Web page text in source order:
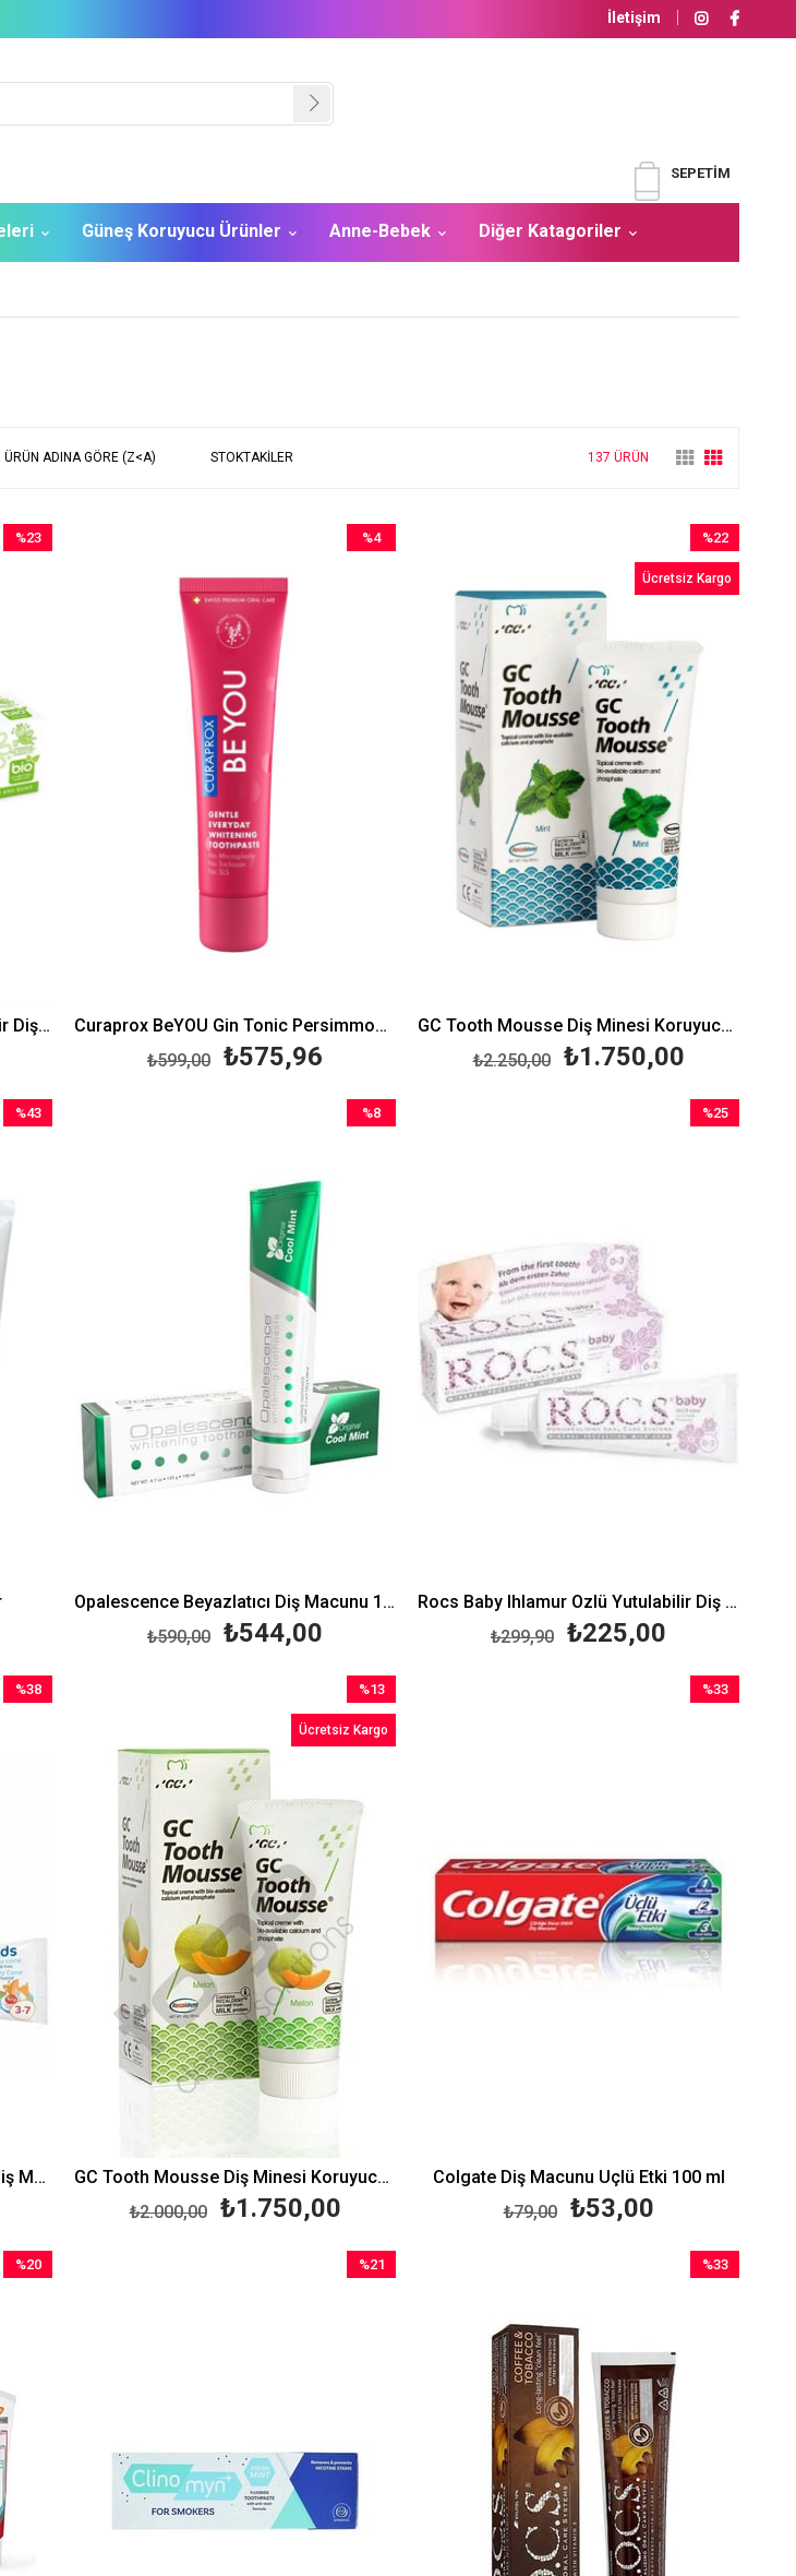
İletişim
SEPETIM
Güneş Koruyucu Ürünler Anne-Bebek Diğer Katagoriler
ÜRÜN ADINA GÖRE (Z<A) STOKTAKILER 137 ÜRÜN
Rocs Baby Papatya Özlü Yutulabilir Diş Macunu 0-3 Yaş 35 ml
%23
Curaprox BeYOU Gin Tonic Persimmon Beyazlatıcı Diş Macunu 60 ml
₺575,96
₺599,00
%4
GC Tooth Mousse Diş Minesi Koruyucu Nane 40 gr
₺1.750,00
₺2.250,00
%22
İndirim
%22İndirim
Ücretsiz Kargo
%43
Opalescence Beyazlatıcı Diş Macunu 133 gr
₺544,00
₺590,00
%8
Rocs Baby Ihlamur Özlü Yutulabilir Diş Macunu 0-3 Yaş 35 ml
₺225,00
₺299,90
%25
Rocs Kids 3-7 Yaş Meyve Külahı Diş Macunu 35 ml
%38
GC Tooth Mousse Diş Minesi Koruyucu Kavun 40 gr
₺1.750,00
₺2.000,00
%13
İndirim
%13İndirim
Ücretsiz Kargo
Colgate Diş Macunu Üçlü Etki 100 ml
₺53,00
₺79,00
%33
%20
%21
%33